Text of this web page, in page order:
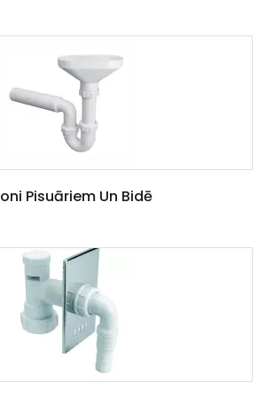
Pisuāriem Un Bidē